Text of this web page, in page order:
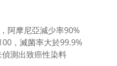
阿摩尼亞減少率90%
，滅菌率大於99.9%
測出致癌性染料